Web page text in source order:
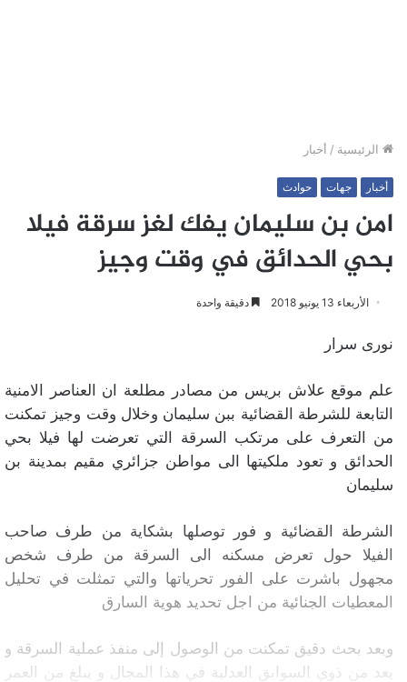
الرئيسية / أخبار
أخبار جهات حوادث
امن بن سليمان يفك لغز سرقة فيلا
بحي الحدائق في وقت وجيز
الأربعاء 13 يونيو 2018 دقيقة واحدة
نورى سرار
علم موقع علاش بريس من مصادر مطلعة ان العناصر الامنية
التابعة للشرطة القضائية ببن سليمان وخلال وقت وجيز تمكنت
من التعرف على مرتكب السرقة التي تعرضت لها فيلا بحي
الحدائق و تعود ملكيتها الى مواطن جزائري مقيم بمدينة بن
سليمان
الشرطة القضائية و فور توصلها بشكاية من طرف صاحب
الفيلا حول تعرض مسكنه الى السرقة من طرف شخص
مجهول باشرت على الفور تحرياتها والتي تمثلت في تحليل
المعطيات الجنائية من اجل تحديد هوية السارق
وبعد بحث دقيق تمكنت من الوصول إلى منفذ عملية السرقة و
يعد من ذوي السوابق العدلية في هذا المجال و يبلغ من العمر